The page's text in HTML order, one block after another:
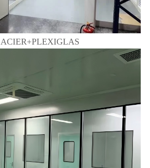
ACIER+PLEXIGLAS